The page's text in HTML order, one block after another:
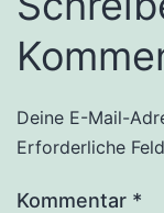
Deine E-Mail-
Erforderliche
Kommentar *